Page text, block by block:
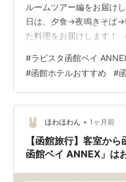
ルームツアー編をお届け
日は、夕食→夜鳴きそば→
た料理をお届けします！
介） ①ホテルの設備紹介
部屋紹介 ③ホテルのお食
ナマケモノ筆者が、長く
かったら申し訳ありませ
やお菓子のアフタヌーン
ラン 北の番屋…
#ラビスタ函館ベイ
#函館ホテルおすすめ #
ほわほわん • 1ヶ月前
【函館旅行】客室か
函館ベイ ANNEX」は